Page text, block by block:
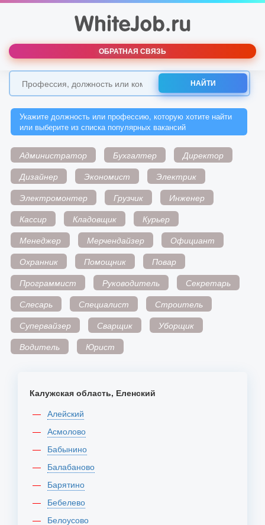
ОБРАТНАЯ СВЯЗЬ
НАЙТИ
Укажите должность или профессию, которую хотите найти
или выберите из списка популярных вакансий
Администратор Бухгалтер
Директор
Дизайнер
Экономист
Электрик
Электромонтер
Грузчик
Инженер
Кассир
Кладовщик
Курьер
Менеджер
Мерчендайзер
Официант
Охранник
Помощник
Повар
Программист
Руководитель
Секретарь
Слесарь
Специалист
Строитель
Супервайзер
Сварщик
Уборщик
Водитель
Юрист
Калужская область, Еленский
Алейский
Асмолово
Бабынино
Балабаново
Барятино
Бебелево
Белоусово